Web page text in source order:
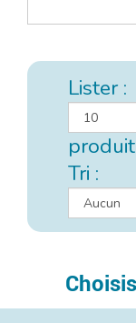
Lister :
Tri :